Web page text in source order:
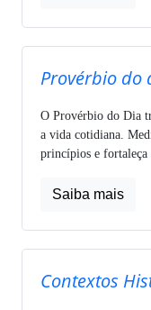
Provérbio do
O Provérbio do Dia
a vida cotidiana.
princípios e fortaleça
Saiba mais
Contextos